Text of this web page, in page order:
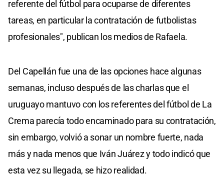
referente del fútbol para ocuparse de diferentes
tareas, en particular la contratación de futbolistas
profesionales", publican los medios de Rafaela.
Del Capellán fue una de las opciones hace algunas
semanas, incluso después de las charlas que el
uruguayo mantuvo con los referentes del fútbol de La
Crema parecía todo encaminado para su contratación,
sin embargo, volvió a sonar un nombre fuerte, nada
más y nada menos que Iván Juárez y todo indicó que
esta vez su llegada, se hizo realidad.